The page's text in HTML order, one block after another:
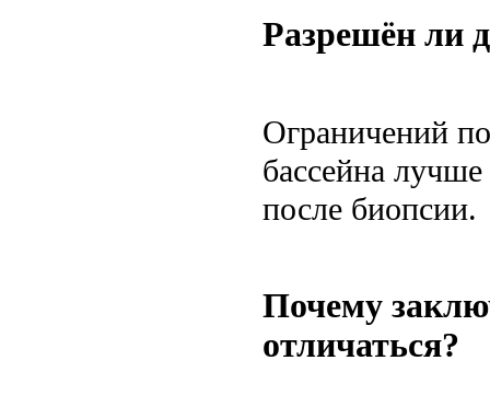
Разрешён ли
Ограничений
бассейна
после биопсии.
Почему
отличаться?